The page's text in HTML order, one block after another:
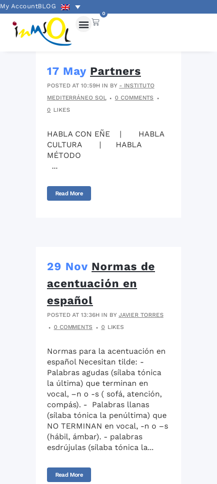
My AccountBLOG
0
17 May Partners
POSTED AT 10:59H IN BY - INSTITUTO
MEDITERRÁNEO SOL
0 COMMENTS
0 LIKES
HABLA CON EÑE | HABLA
CULTURA | HABLA
MÉTODO
...
Read More
29 Nov Normas de
acentuación en
español
POSTED AT 13:36H IN BY JAVIER TORRES
0 COMMENTS
0 LIKES
Normas para la acentuación en
español Necesitan tilde: -
Palabras agudas (sílaba tónica
la última) que terminan en
vocal, –n o -s ( sofá, atención,
compás). - Palabras llanas
(sílaba tónica la penúltima) que
NO TERMINAN en vocal, -n o –s
(hábil, ámbar). - palabras
esdrújulas (sílaba tónica la...
Read More